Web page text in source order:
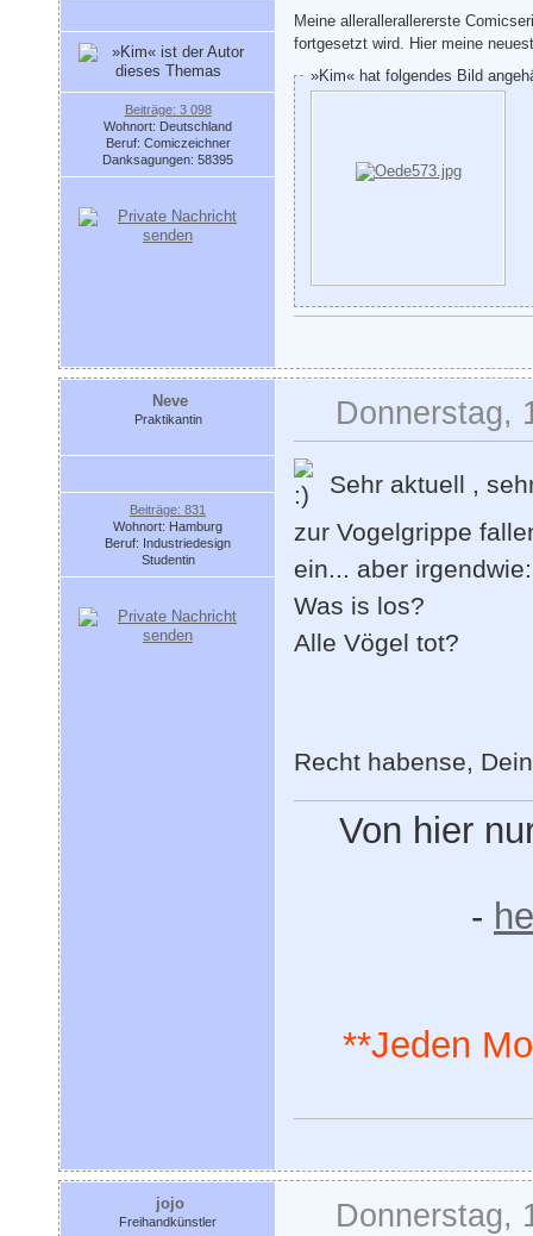
Beiträge: 3 098
Wohnort: Deutschland
Beruf: Comiczeichner
Danksagungen: 58395
Meine allerallerallererste
fortgesetzt wird. Hier meine
»Kim« hat folgendes Bild
Neve
Praktikantin
Beiträge: 831
Wohnort: Hamburg
Beruf: Industriedesign
Studentin
Donnerstag,
Sehr aktuell ,
zur Vogelgrippe
ein... aber
Was is los?
Alle Vögel tot?
Recht habense,
Von hier
-
**Jeden
jojo
Freihandkünstler Donnerstag,